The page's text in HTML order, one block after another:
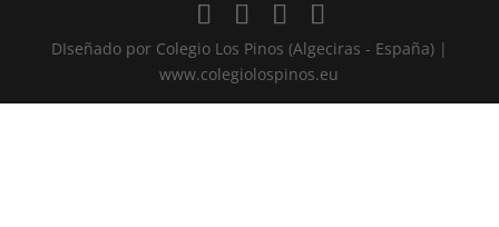
DIseñado por Colegio Los Pinos (Algeciras - España) |
www.colegiolospinos.eu